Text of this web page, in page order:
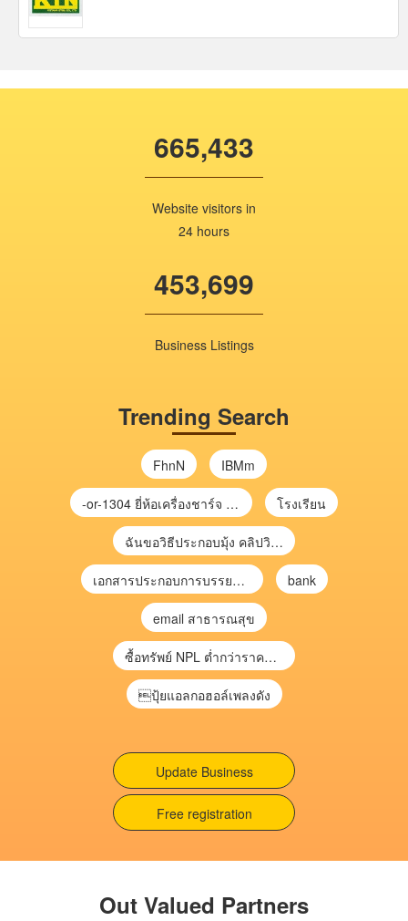
665,433
Website visitors in
24 hours
453,699
Business Listings
Trending Search
FhnN IBMm
-or-1304 ยี่ห้อเครื่องชาร์จ chargecore โรงเรียน
ฉันขอวิธีประกอบมุ้ง คลิปวิดีโอ การประกอบมุ้ง
เอกสารประกอบการบรรยาย การประเมินความเสี่ยงเพื่อวางแผนการตรวจสอบ \ bank
email สาธารณสุข
ซื้อทรัพย์ NPL ต่ำกว่าราคาตลาด 30-70% แบบไม่ต้องไปประมูล”
ปุ้ยแอลกอฮอล์เพลงดัง
Update Business
Free registration
Out Valued Partners